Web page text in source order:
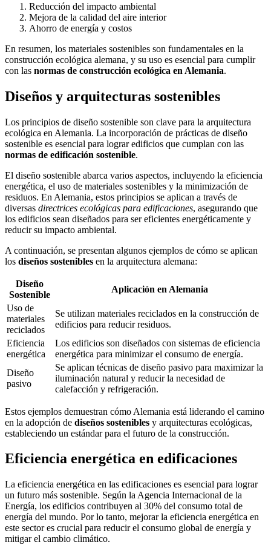
Reducción del impacto ambiental
Mejora de la calidad del aire interior
Ahorro de energía y costos
En resumen, los materiales sostenibles son fundamentales en la
construcción ecológica alemana, y su uso es esencial para cumplir
con las normas de construcción ecológica en Alemania.
Diseños y arquitecturas sostenibles
Los principios de diseño sostenible son clave para la arquitectura
ecológica en Alemania. La incorporación de prácticas de diseño
sostenible es esencial para lograr edificios que cumplan con las
normas de edificación sostenible.
El diseño sostenible abarca varios aspectos, incluyendo la eficiencia
energética, el uso de materiales sostenibles y la minimización de
residuos. En Alemania, estos principios se aplican a través de
diversas directrices ecológicas para edificaciones, asegurando que
los edificios sean diseñados para ser eficientes energéticamente y
reducir su impacto ambiental.
A continuación, se presentan algunos ejemplos de cómo se aplican
los diseños sostenibles en la arquitectura alemana:
Diseño
Sostenible
Aplicación en Alemania
Uso de
materiales
reciclados
Se utilizan materiales reciclados en la construcción de
edificios para reducir residuos.
Eficiencia
energética
Los edificios son diseñados con sistemas de eficiencia
energética para minimizar el consumo de energía.
Diseño
pasivo
Se aplican técnicas de diseño pasivo para maximizar la
iluminación natural y reducir la necesidad de
calefacción y refrigeración.
Estos ejemplos demuestran cómo Alemania está liderando el camino
en la adopción de diseños sostenibles y arquitecturas ecológicas,
estableciendo un estándar para el futuro de la construcción.
Eficiencia energética en edificaciones
La eficiencia energética en las edificaciones es esencial para lograr
un futuro más sostenible. Según la Agencia Internacional de la
Energía, los edificios contribuyen al 30% del consumo total de
energía del mundo. Por lo tanto, mejorar la eficiencia energética en
este sector es crucial para reducir el consumo global de energía y
mitigar el cambio climático.